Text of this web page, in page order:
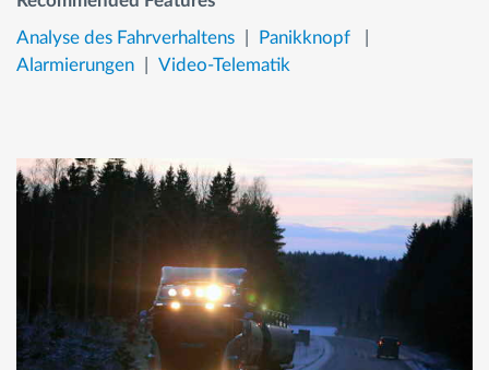
Analyse des Fahrverhaltens
Panikknopf
Alarmierungen
Video-Telematik